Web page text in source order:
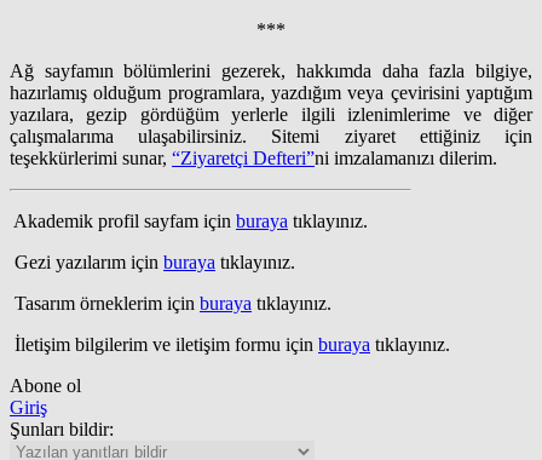
***
Ağ sayfamın bölümlerini gezerek, hakkımda daha fazla bilgiye,
hazırlamış olduğum programlara, yazdığım veya çevirisini yaptığım
yazılara, gezip gördüğüm yerlerle ilgili izlenimlerime ve diğer
çalışmalarıma ulaşabilirsiniz. Sitemi ziyaret ettiğiniz için
teşekkürlerimi sunar, “Ziyaretçi Defteri”ni imzalamanızı dilerim.
Akademik profil sayfam için buraya tıklayınız.
Gezi yazılarım için buraya tıklayınız.
Tasarım örneklerim için buraya tıklayınız.
İletişim bilgilerim ve iletişim formu için buraya tıklayınız.
Abone ol
Giriş
Şunları bildir: